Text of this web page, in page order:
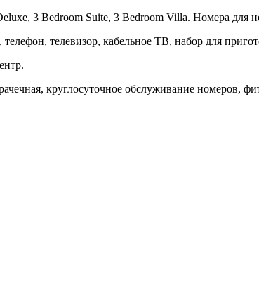
3 Bedroom Suite, 3 Bedroom Villa. Номера для
телевизор, кабельное ТВ, набор для
круглосуточное обслуживание номеров,